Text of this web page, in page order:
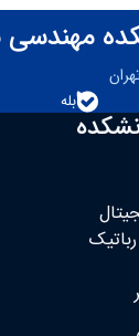
مهندسی
بله